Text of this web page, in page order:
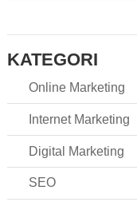
KATEGORI
Online Marketing
Internet Marketing
Digital Marketing
SEO